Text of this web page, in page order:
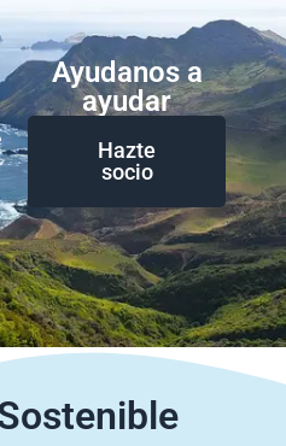
Ayudanos a
ayudar
Hazte
socio